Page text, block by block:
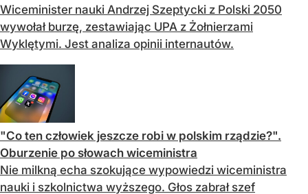
Wiceminister nauki Andrzej Szeptycki z Polski 2050
wywołał burzę, zestawiając UPA z Żołnierzami
Wyklętymi. Jest analiza opinii internautów.
"Co ten człowiek jeszcze robi w polskim rządzie?".
Oburzenie po słowach wiceministra
Nie milkną echa szokujące wypowiedzi wiceministra
nauki i szkolnictwa wyższego. Głos zabrał szef